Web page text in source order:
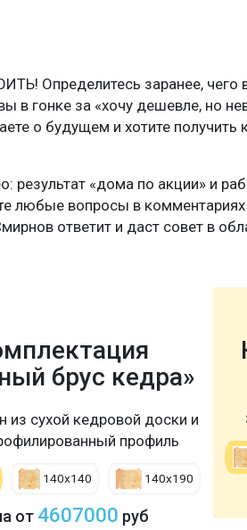
Определитесь заранее, чего
в гонке за «хочу дешевле, но
о будущем и хотите получить
результат «дома по акции» и
любые вопросы в
ответит и даст совет в
брус кедра»
из сухой кедровой доски и
профиль
140х140 140х190
от 4607000 руб